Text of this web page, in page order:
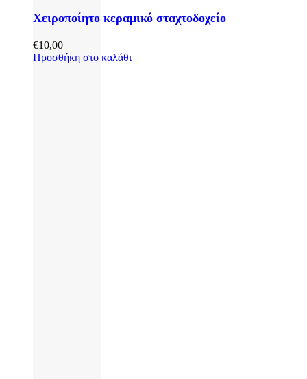
Χειροποίητο κεραμικό σταχτοδοχείο
€10,00
Προσθήκη στο καλάθι